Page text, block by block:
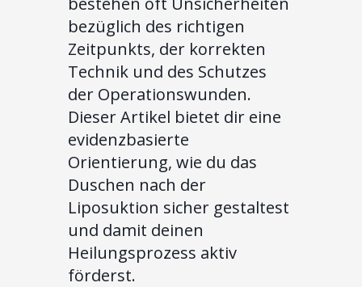
bezüglich des richtigen
Zeitpunkts, der korrekten
Technik und des Schutzes
der Operationswunden.
Dieser Artikel bietet dir eine
evidenzbasierte
Orientierung, wie du das
Duschen nach der
Liposuktion sicher gestaltest
und damit deinen
Heilungsprozess aktiv
förderst.